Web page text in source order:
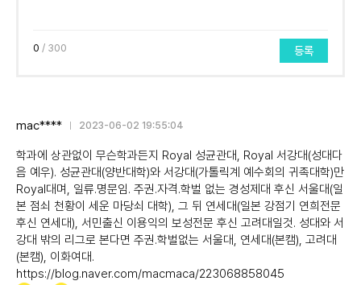
0 / 300 등록
mac**** 2023-06-02 19:55:04
학과에 상관없이 무슨학과든지 Royal 성균관대, Royal 서강대(성대다
음 예우). 성균관대(양반대학)와 서강대(가톨릭계 예수회의 귀족대학)만
Royal대며, 일류.명문임. 주권.자격.학벌 없는 경성제대 후신 서울대(일
본 점쇠 천황이 세운 마당쇠 대학), 그 뒤 연세대(일본 강점기 연희전문
후신 연세대), 서민출신 이용익의 보성전문 후신 고려대일것. 성대와 서
강대 밖의 리그로 본다면 주권.학벌없는 서울대, 연세대(본캠), 고려대
(본캠), 이화여대.
https://blog.naver.com/macmaca/223068858045